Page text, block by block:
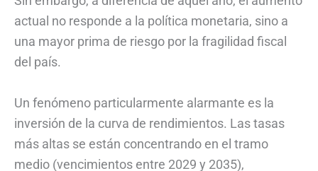
actual no responde a la política monetaria, sino a
una mayor prima de riesgo por la fragilidad fiscal
del país.
Un fenómeno particularmente alarmante es la
inversión de la curva de rendimientos. Las tasas
más altas se están concentrando en el tramo
medio (vencimientos entre 2029 y 2035),